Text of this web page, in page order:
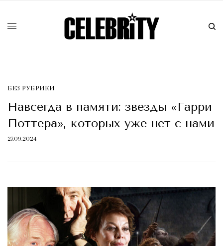
БЕЗ РУБРИКИ
Навсегда в памяти: звезды «Гарри
Поттера», которых уже нет с нами
27.09.2024